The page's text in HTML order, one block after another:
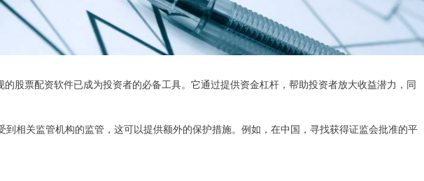
股票配资软件已成为投资者的必备工具。它通过提供资金杠杆，帮助投资者放大收益潜力，同
到相关监管机构的监管，这可以提供额外的保护措施。例如，在中国，寻找获得证监会批准的平